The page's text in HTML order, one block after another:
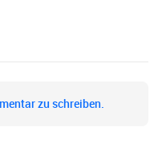
zu schreiben.